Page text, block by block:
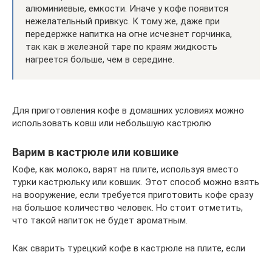
алюминиевые, емкости. Иначе у кофе появится
нежелательный привкус. К тому же, даже при
передержке напитка на огне исчезнет горчинка,
так как в железной таре по краям жидкость
нагреется больше, чем в середине.
Для приготовления кофе в домашних условиях можно
использовать ковш или небольшую кастрюлю
Варим в кастрюле или ковшике
Кофе, как молоко, варят на плите, используя вместо
турки кастрюльку или ковшик. Этот способ можно взять
на вооружение, если требуется приготовить кофе сразу
на большое количество человек. Но стоит отметить,
что такой напиток не будет ароматным.
Как сварить турецкий кофе в кастрюле на плите, если